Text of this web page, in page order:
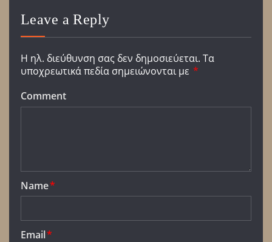
Leave a Reply
Η ηλ. διεύθυνση σας δεν δημοσιεύεται. Τα
υποχρεωτικά πεδία σημειώνονται με *
Comment
Name*
Email*